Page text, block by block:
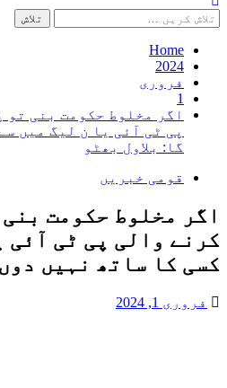
تلاش
کریں
برائے:Home
2024
فروری
1
اگر مخلوط حکومت بنی تو
پی ٹی آئی یا ن لیگ میں
گا: بلاول بھٹو
قومی خبریں
اگر مخلوط حکومت
کرنے والی پی ٹی آئی
کسی کا ساتھ نہیں
فروری 1, 2024